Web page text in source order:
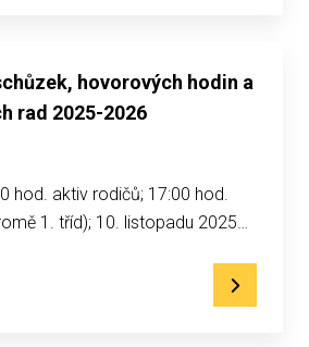
hovorových hodin a
rad 2025-2026
hod. aktiv rodičů; 17:00 hod.
1. tříd); 10. listopadu 2025…